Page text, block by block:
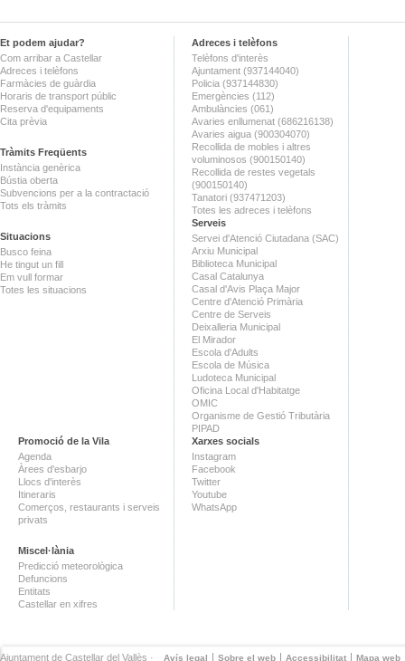
Et podem ajudar?
Com arribar a Castellar
Adreces i telèfons
Farmàcies de guàrdia
Horaris de transport públic
Reserva d'equipaments
Cita prèvia
Tràmits Freqüents
Instància genèrica
Bústia oberta
Subvencions per a la contractació
Tots els tràmits
Situacions
Busco feina
He tingut un fill
Em vull formar
Totes les situacions
Adreces i telèfons
Telèfons d'interès
Ajuntament (937144040)
Policia (937144830)
Emergències (112)
Ambulàncies (061)
Avaries enllumenat (686216138)
Avaries aigua (900304070)
Recollida de mobles i altres
voluminosos (900150140)
Recollida de restes vegetals
(900150140)
Tanatori (937471203)
Totes les adreces i telèfons
Serveis
Servei d'Atenció Ciutadana (SAC)
Arxiu Municipal
Biblioteca Municipal
Casal Catalunya
Casal d'Avis Plaça Major
Centre d'Atenció Primària
Centre de Serveis
Deixalleria Municipal
El Mirador
Escola d'Adults
Escola de Música
Ludoteca Municipal
Oficina Local d'Habitatge
OMIC
Organisme de Gestió Tributària
PIPAD
Promoció de la Vila
Agenda
Àrees d'esbarjo
Llocs d'interès
Itineraris
Comerços, restaurants i serveis
privats
Miscel·lània
Predicció meteorològica
Defuncions
Entitats
Castellar en xifres
Xarxes socials
Instagram
Facebook
Twitter
Youtube
WhatsApp
Avís legal Sobre el web Accessibilitat Mapa web
Ajuntament de Castellar del Vallès ·